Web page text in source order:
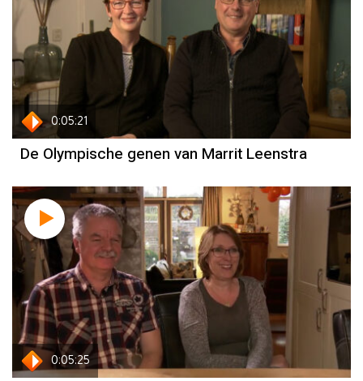
0:05:21
Marrit Leenstra
De Olympische genen van Marrit Leenstra
0:05:25
Kimberley Bos